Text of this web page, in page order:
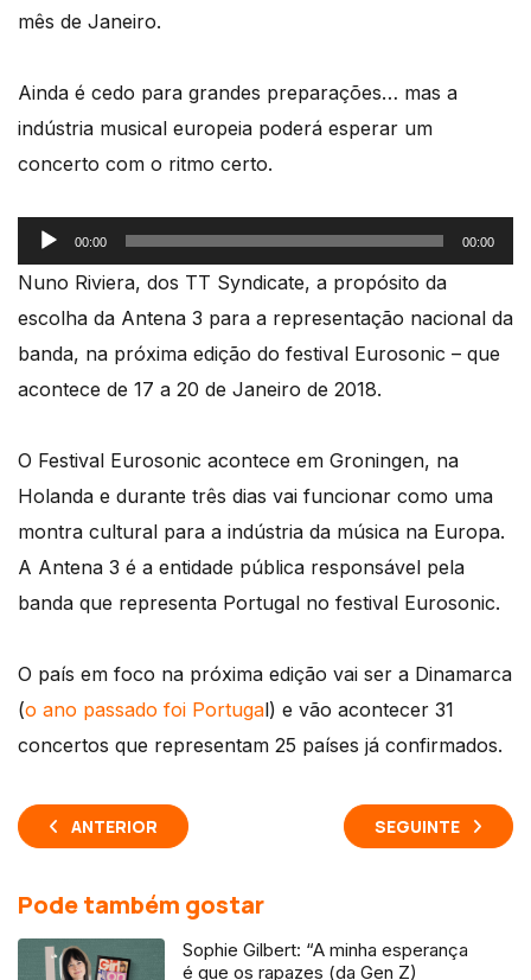
mês de Janeiro.
Ainda é cedo para grandes preparações… mas a
indústria musical europeia poderá esperar um
concerto com o ritmo certo.
Reprodutor
de
áudio
00:00 00:00
Nuno Riviera, dos TT Syndicate, a propósito da
escolha da Antena 3 para a representação nacional da
banda, na próxima edição do festival Eurosonic – que
acontece de 17 a 20 de Janeiro de 2018.
O Festival Eurosonic acontece em Groningen, na
Holanda e durante três dias vai funcionar como uma
montra cultural para a indústria da música na Europa.
A Antena 3 é a entidade pública responsável pela
banda que representa Portugal no festival Eurosonic.
O país em foco na próxima edição vai ser a Dinamarca
(o ano passado foi Portugal) e vão acontecer 31
concertos que representam 25 países já confirmados.
ANTERIOR SEGUINTE
Pode também gostar
Sophie Gilbert: “A minha esperança
é que os rapazes (da Gen Z)